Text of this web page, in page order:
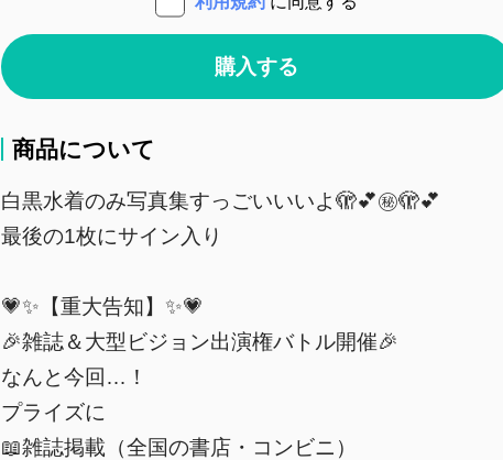
購入する
商品について
白黒水着のみ写真集すっごいいいよ🫣💕㊙️🫣💕
最後の1枚にサイン入り
💗✨【重大告知】✨💗
🎉雑誌＆大型ビジョン出演権バトル開催🎉
なんと今回…！
プライズに
📖雑誌掲載（全国の書店・コンビニ）